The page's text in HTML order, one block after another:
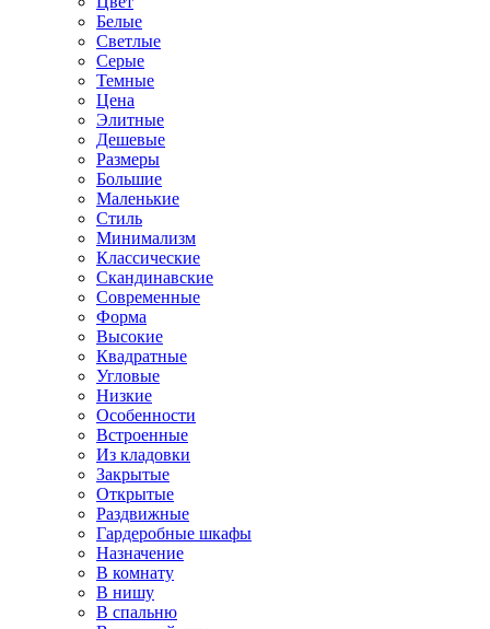
Белые
Светлые
Серые
Темные
Цена
Элитные
Дешевые
Размеры
Большие
Маленькие
Стиль
Минимализм
Классические
Скандинавские
Современные
Форма
Высокие
Квадратные
Угловые
Низкие
Особенности
Встроенные
Из кладовки
Закрытые
Открытые
Раздвижные
Гардеробные шкафы
Назначение
В комнату
В нишу
В спальню